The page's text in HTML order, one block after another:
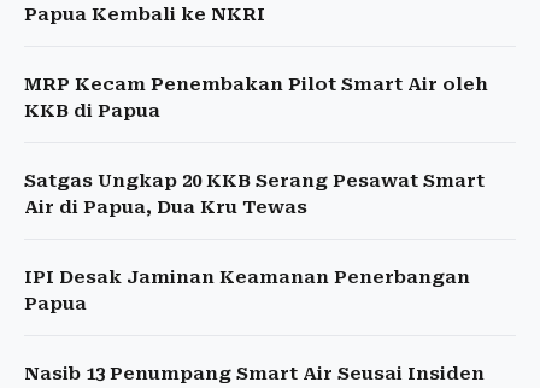
Papua Kembali ke NKRI
MRP Kecam Penembakan Pilot Smart Air oleh
KKB di Papua
Satgas Ungkap 20 KKB Serang Pesawat Smart
Air di Papua, Dua Kru Tewas
IPI Desak Jaminan Keamanan Penerbangan
Papua
Nasib 13 Penumpang Smart Air Seusai Insiden